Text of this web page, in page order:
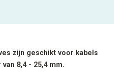
zijn geschikt voor kabels
8,4 - 25,4 mm.